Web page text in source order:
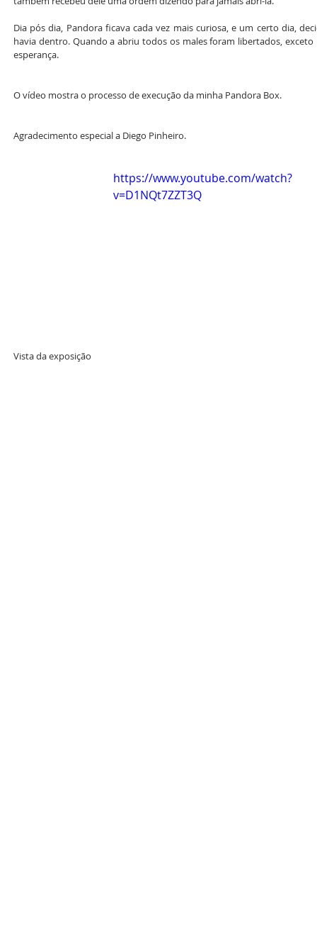
Dia pós dia, Pandora ficava cada vez mais curiosa, e um certo dia,
havia dentro. Quando a abriu todos os males foram libertados,
esperança.
O vídeo mostra o processo de execução da minha Pandora Box.
Agradecimento especial a Diego Pinheiro.
https://www.youtube.com/watch?
v=D1NQt7ZZT3Q
Vista da exposição